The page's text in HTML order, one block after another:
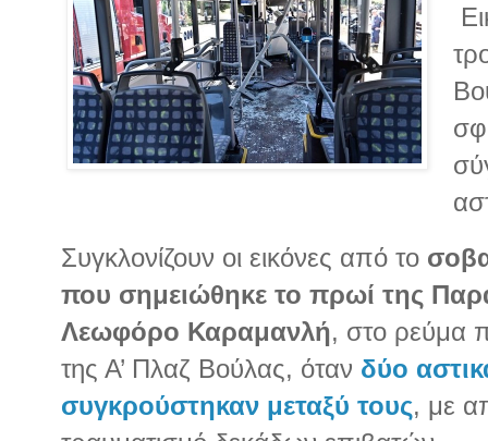
Συγκλονίζουν οι εικόνες από το
που σημειώθηκε το πρωί της
Λεωφόρο Καραμανλή, στο ρεύμα
της Α’ Πλαζ Βούλας, όταν δύο
συγκρούστηκαν μεταξύ τους, με